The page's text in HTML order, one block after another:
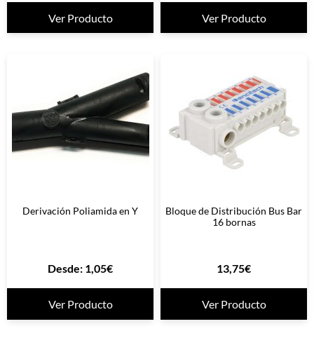
Ver Producto Ver Producto
Derivación Poliamida en Y
Desde: 1,05€
Ver Producto
Bloque de Distribución Bus Bar
16 bornas
13,75€
Ver Producto